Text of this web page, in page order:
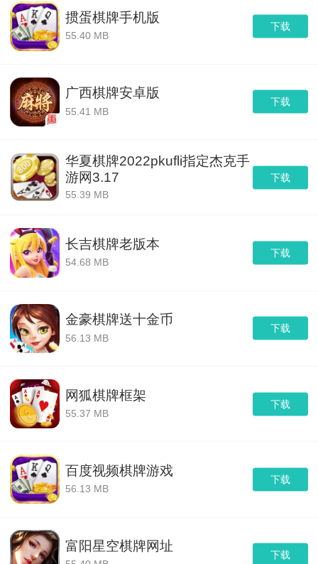
下载
掼蛋棋牌手机版
55.40 MB
下载
广西棋牌安卓版
55.41 MB
下载
华夏棋牌2022pkufli指定杰克手
游网3.17
55.39 MB
下载
长吉棋牌老版本
54.68 MB
下载
金豪棋牌送十金币
56.13 MB
下载
网狐棋牌框架
55.37 MB
下载
百度视频棋牌游戏
56.13 MB
下载
富阳星空棋牌网址